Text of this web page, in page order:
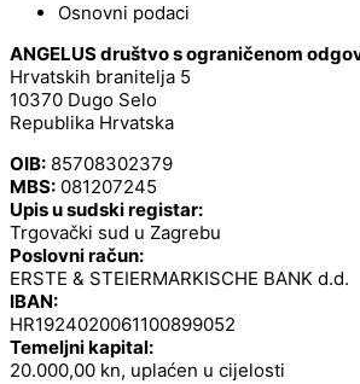
Osnovni podaci
ANGELUS društvo s ograničenom
Hrvatskih branitelja 5
10370 Dugo Selo
Republika Hrvatska
OIB: 85708302379
MBS: 081207245
Upis u sudski registar:
Trgovački sud u Zagrebu
Poslovni račun:
ERSTE & STEIERMARKISCHE BANK d.d.
IBAN:
HR1924020061100899052
Temeljni kapital:
20.000,00 kn, uplaćen u cijelosti